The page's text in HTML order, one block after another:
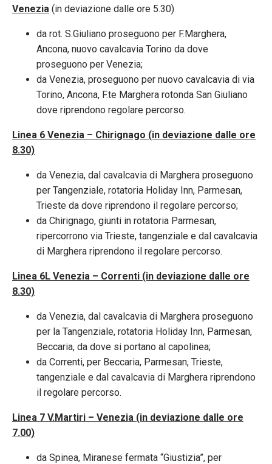
Venezia (in deviazione dalle ore 5.30)
da rot. S.Giuliano proseguono per F.Marghera,
Ancona, nuovo cavalcavia Torino da dove
proseguono per Venezia;
da Venezia, proseguono per nuovo cavalcavia di via
Torino, Ancona, F.te Marghera rotonda San Giuliano
dove riprendono regolare percorso.
Linea 6 Venezia – Chirignago (in deviazione dalle ore
8.30)
da Venezia, dal cavalcavia di Marghera proseguono
per Tangenziale, rotatoria Holiday Inn, Parmesan,
Trieste da dove riprendono il regolare percorso;
da Chirignago, giunti in rotatoria Parmesan,
ripercorrono via Trieste, tangenziale e dal cavalcavia
di Marghera riprendono il regolare percorso.
Linea 6L Venezia – Correnti (in deviazione dalle ore
8.30)
da Venezia, dal cavalcavia di Marghera proseguono
per la Tangenziale, rotatoria Holiday Inn, Parmesan,
Beccaria, da dove si portano al capolinea;
da Correnti, per Beccaria, Parmesan, Trieste,
tangenziale e dal cavalcavia di Marghera riprendono
il regolare percorso.
Linea 7 V.Martiri – Venezia (in deviazione dalle ore
7.00)
da Spinea, Miranese fermata “Giustizia”, per